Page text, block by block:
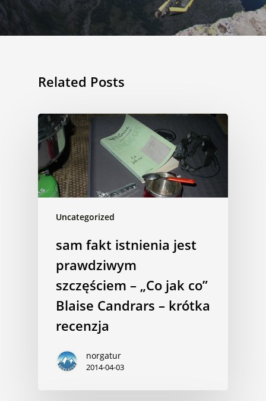
Related Posts
Uncategorized
sam fakt istnienia jest
prawdziwym
szczęściem – „Co jak co”
Blaise Candrars – krótka
recenzja
norgatur
2014-04-03